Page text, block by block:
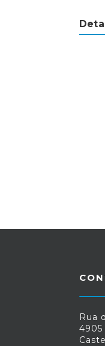
Rua
4905